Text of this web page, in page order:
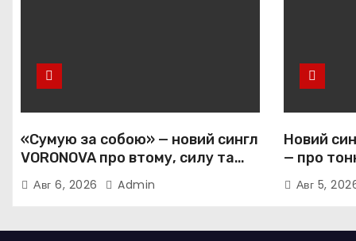
«Сумую за собою» — новий сингл
VORONOVA про втому, силу та
повернення до себе
Авг 6, 2026 Admin
Новий
— про
Авг 5,